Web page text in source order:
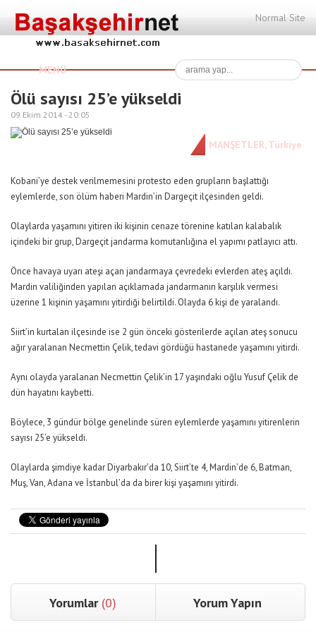
Normal Site
MENÜ
Ölü sayısı 25’e yükseldi
09 Ekim 2014 -20:05
MANŞETLER,Türkiye
Kobani’ye destek verilmemesini protesto eden grupların başlattığı
eylemlerde, son ölüm haberi Mardin’in Dargeçit ilçesinden geldi.
Olaylarda yaşamını yitiren iki kişinin cenaze törenine katılan kalabalık
içindeki bir grup, Dargeçit jandarma komutanlığına el yapımı patlayıcı attı.
Önce havaya uyarı ateşi açan jandarmaya çevredeki evlerden ateş açıldı.
Mardin valiliğinden yapılan açıklamada jandarmanın karşılık vermesi
üzerine 1 kişinin yaşamını yitirdiği belirtildi. Olayda 6 kişi de yaralandı.
Siirt’in kurtalan ilçesinde ise 2 gün önceki gösterilerde açılan ateş sonucu
ağır yaralanan Necmettin Çelik, tedavi gördüğü hastanede yaşamını yitirdi.
Aynı olayda yaralanan Necmettin Çelik’in 17 yaşındaki oğlu Yusuf Çelik de
dün hayatını kaybetti.
Böylece, 3 gündür bölge genelinde süren eylemlerde yaşamını yitirenlerin
sayısı 25’e yükseldi.
Olaylarda şimdiye kadar Diyarbakır’da 10, Siirt’te 4, Mardin’de 6, Batman,
Muş, Van, Adana ve İstanbul’da da birer kişi yaşamını yitirdi.
Yorumlar (0) Yorum Yapın